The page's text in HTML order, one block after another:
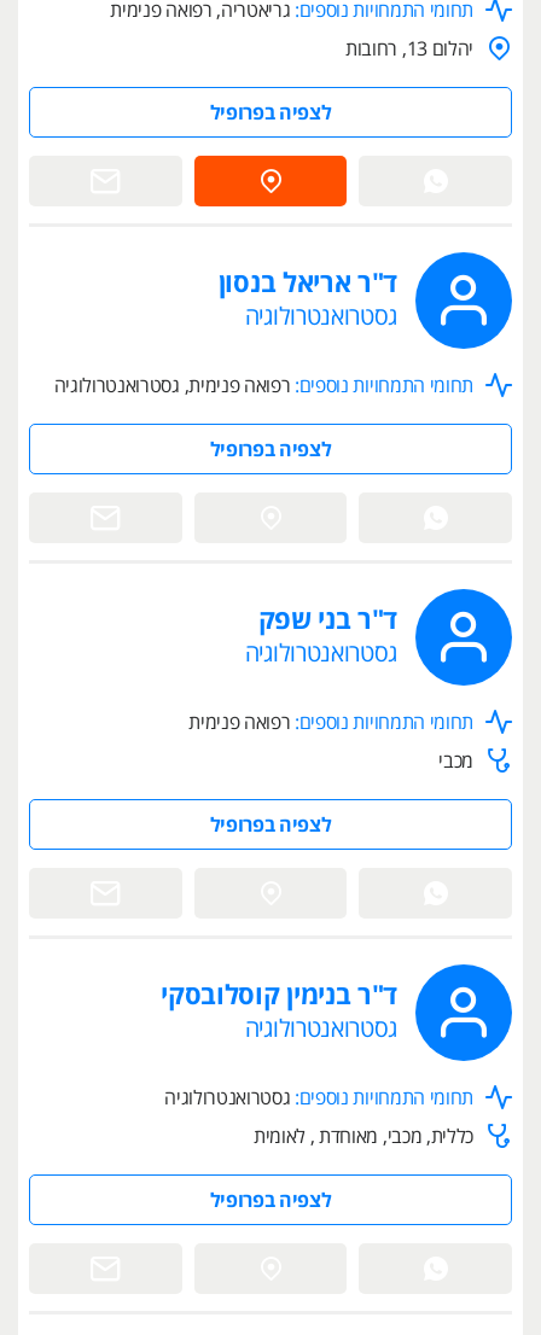
תחומי התמחויות נוספים: גריאטריה, רפואה פנימית
יהלום 13, רחובות
לצפיה בפרופיל
ד"ר אריאל בנסון
גסטרואנטרולוגיה
תחומי התמחויות נוספים: רפואה פנימית, גסטרואנטרולוגיה
לצפיה בפרופיל
ד"ר בני שפק
גסטרואנטרולוגיה
תחומי התמחויות נוספים: רפואה פנימית
מכבי
לצפיה בפרופיל
ד"ר בנימין קוסלובסקי
גסטרואנטרולוגיה
תחומי התמחויות נוספים: גסטרואנטרולוגיה
כללית, מכבי, מאוחדת , לאומית
לצפיה בפרופיל